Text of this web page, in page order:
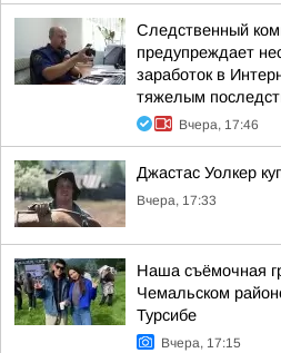
Следственный
предупреждает
заработок в
тяжелым
Вчера, 17:46
Джастас Уолкер
Вчера, 17:33
Наша съёмочная
Чемальском
Турсибе
Вчера, 17:15